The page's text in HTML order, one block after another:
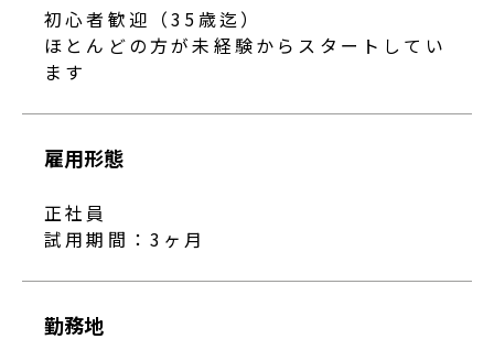
初心者歓迎（35歳迄）
ほとんどの方が未経験からスタートしてい
ます
雇用形態
正社員
試用期間：3ヶ月
勤務地